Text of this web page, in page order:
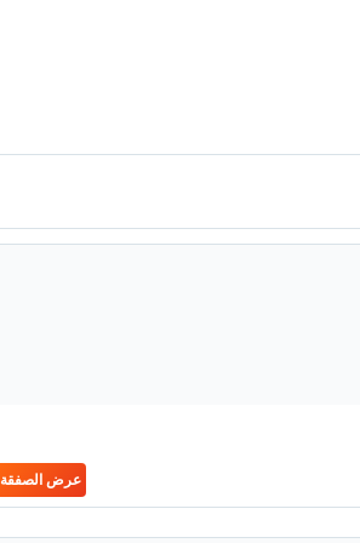
عرض الصفقة